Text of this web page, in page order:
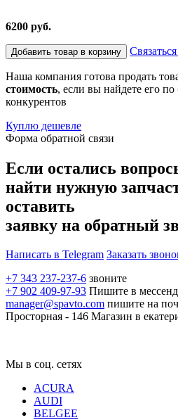
6200 руб.
Добавить товар в корзину
Наша компания готова продать
стоимость, если вы найдете его
конкурентов
Куплю дешевле
Форма обратной связи
Если остались
найти нужную
оставить
заявку на обратный
Написать в Telegram Заказать
+7 343 237-237-6 звоните
+7 902 409-97-93 Пишите в
manager@spavto.com пишите на
Просторная - 146 Магазин в
Мы в соц. сетях
ACURA
AUDI
BELGEE